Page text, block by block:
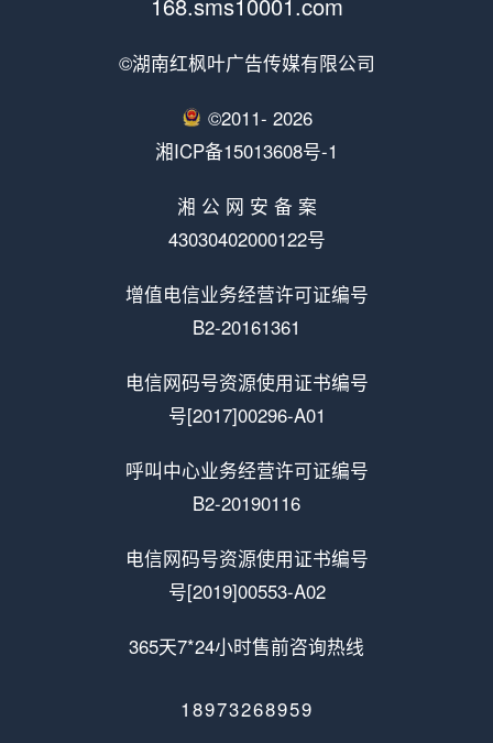
©湖南红枫叶广告传媒有限公司
©2011- 2026
湘ICP备15013608号-1
湘 公 网 安 备 案
43030402000122号
增值电信业务经营许可证编号
B2-20161361
电信网码号资源使用证书编号
号[2017]00296-A01
呼叫中心业务经营许可证编号
B2-20190116
电信网码号资源使用证书编号
号[2019]00553-A02
365天7*24小时售前咨询热线
18973268959